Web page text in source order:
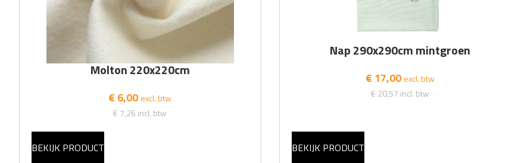
Molton 220x220cm
€ 6,00 excl. btw
€ 7,26 incl. btw
BEKIJK PRODUCT
Nap 290x290cm mintgroen
€ 17,00 excl. btw
€ 20,57 incl. btw
BEKIJK PRODUCT